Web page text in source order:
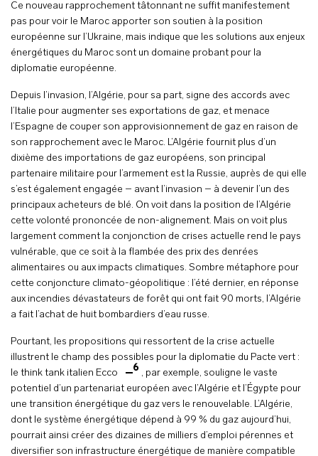
Ce nouveau rapprochement tâtonnant ne suffit manifestement
pas pour voir le Maroc apporter son soutien à la position
européenne sur l’Ukraine, mais indique que les solutions aux enjeux
énergétiques du Maroc sont un domaine probant pour la
diplomatie européenne.
Depuis l’invasion, l’Algérie, pour sa part, signe des accords avec
l’Italie pour augmenter ses exportations de gaz, et menace
l’Espagne de couper son approvisionnement de gaz en raison de
son rapprochement avec le Maroc. L’Algérie fournit plus d’un
dixième des importations de gaz européens, son principal
partenaire militaire pour l’armement est la Russie, auprès de qui elle
s’est également engagée – avant l’invasion – à devenir l’un des
principaux acheteurs de blé. On voit dans la position de l’Algérie
cette volonté prononcée de non-alignement. Mais on voit plus
largement comment la conjonction de crises actuelle rend le pays
vulnérable, que ce soit à la flambée des prix des denrées
alimentaires ou aux impacts climatiques. Sombre métaphore pour
cette conjoncture climato-géopolitique : l’été dernier, en réponse
aux incendies dévastateurs de forêt qui ont fait 90 morts, l’Algérie
a fait l’achat de huit bombardiers d’eau russe.
Pourtant, les propositions qui ressortent de la crise actuelle
illustrent le champ des possibles pour la diplomatie du Pacte vert :
le think tank italien Ecco
6 , par exemple, souligne le vaste
potentiel d’un partenariat européen avec l’Algérie et l’Égypte pour
une transition énergétique du gaz vers le renouvelable. L’Algérie,
dont le système énergétique dépend à 99 % du gaz aujourd’hui,
pourrait ainsi créer des dizaines de milliers d’emploi pérennes et
diversifier son infrastructure énergétique de manière compatible